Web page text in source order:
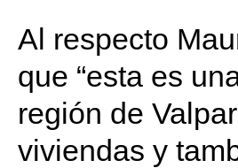
Al respecto
que “esta es
región de
viviendas y